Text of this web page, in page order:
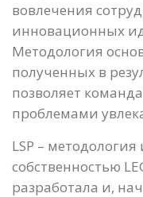
вовлечения
инновационных
Методология
полученных в
позволяет
проблемами
LSP –
собственностью
разработала и,